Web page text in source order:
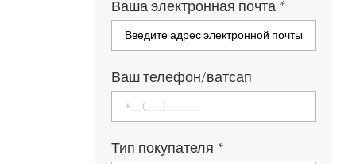
Ваша электронная почта *
Ваш телефон/ватсап
Тип покупателя *